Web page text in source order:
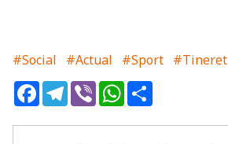
#Social #Actual #Sport #Tineret
FacebookTelegram
ViberWhatsApp